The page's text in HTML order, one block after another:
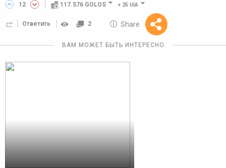
12 117.576 GOLOS + 25 UIA
Ответить 2 Share
Reward
10 GOLOS
ВАМ МОЖЕТ БЫТЬ ИНТЕРЕСНО